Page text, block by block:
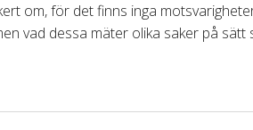
om, för det finns inga
vad dessa mäter olika saker på sätt